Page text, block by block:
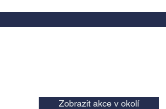
Zobrazit akce v okolí